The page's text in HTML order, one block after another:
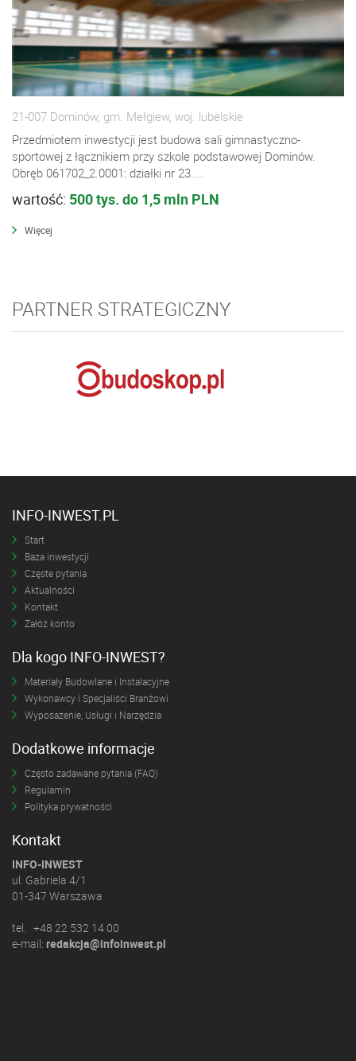
21-007 Dominów, gm. Mełgiew, woj. lubelskie
Przedmiotem inwestycji jest budowa sali gimnastyczno-
sportowej z łącznikiem przy szkole podstawowej Dominów.
Obręb 061702_2.0001: działki nr 23....
wartość: 500 tys. do 1,5 mln PLN
Więcej
PARTNER STRATEGICZNY
INFO-INWEST.PL
Start
Baza inwestycji
Częste pytania
Aktualności
Kontakt
Załóż konto
Dla kogo INFO-INWEST?
Materiały Budowlane i Instalacyjne
Wykonawcy i Specjaliści Branżowi
Wyposażenie, Usługi i Narzędzia
Dodatkowe informacje
Często zadawane pytania (FAQ)
Regulamin
Polityka prywatności
Kontakt
INFO-INWEST
ul. Gabriela 4/1
01-347 Warszawa
tel. +48 22 532 14 00
e-mail: redakcja@infoinwest.pl